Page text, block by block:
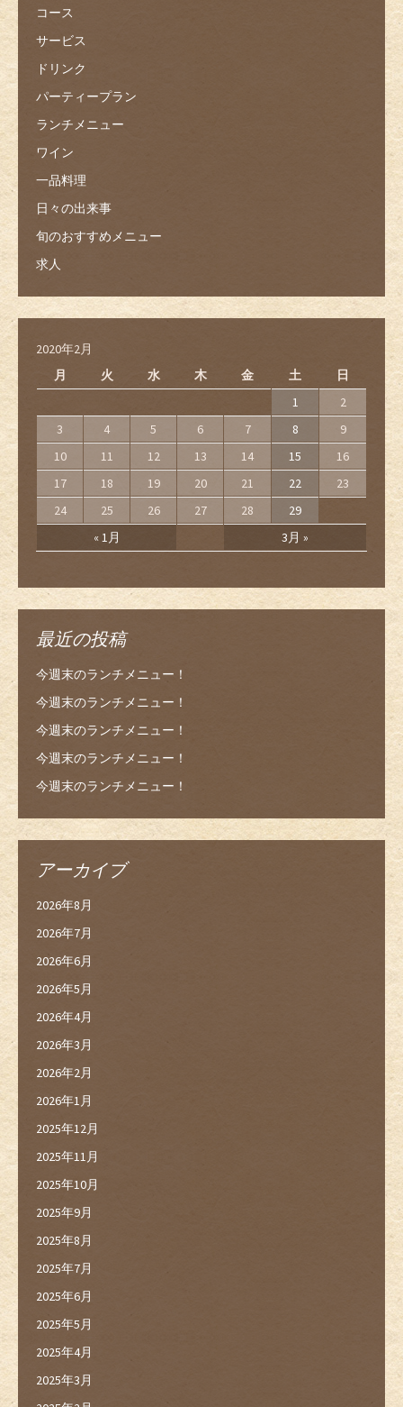
コース
サービス
ドリンク
パーティープラン
ランチメニュー
ワイン
一品料理
日々の出来事
旬のおすすめメニュー
求人
2020年2月
月
火 水 木 金 土 日
« 1月 3月 »
1
2
3
4 5 6 7 8
9
10
11 12 13 14 15
16
17
18 19 20 21 22
23
24
25 26 27 28 29
最近の投稿
今週末のランチメニュー！
今週末のランチメニュー！
今週末のランチメニュー！
今週末のランチメニュー！
今週末のランチメニュー！
アーカイブ
2026年8月
2026年7月
2026年6月
2026年5月
2026年4月
2026年3月
2026年2月
2026年1月
2025年12月
2025年11月
2025年10月
2025年9月
2025年8月
2025年7月
2025年6月
2025年5月
2025年4月
2025年3月